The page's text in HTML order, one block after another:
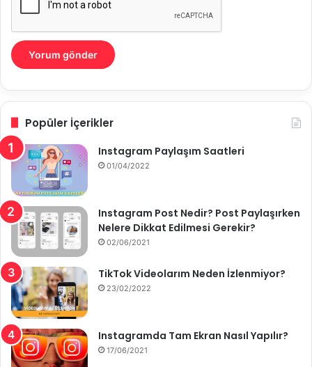
Popüler İçerikler
Instagram Paylaşım Saatleri
01/04/2022
Instagram Post Nedir? Post Paylaşırken
Nelere Dikkat Edilmesi Gerekir?
02/06/2021
TikTok Videolarım Neden İzlenmiyor?
23/02/2022
Instagramda Tam Ekran Nasıl Yapılır?
17/06/2021